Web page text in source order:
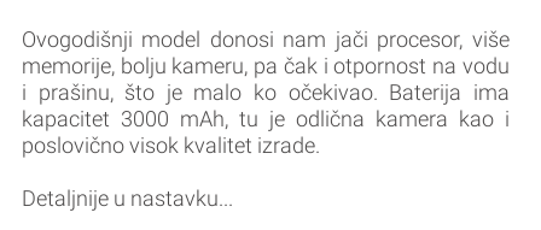
Ovogodišnji model donosi nam jači procesor, više
memorije, bolju kameru, pa čak i otpornost na vodu
i prašinu, što je malo ko očekivao. Baterija ima
kapacitet 3000 mAh, tu je odlična kamera kao i
poslovično visok kvalitet izrade.
Detaljnije u nastavku...